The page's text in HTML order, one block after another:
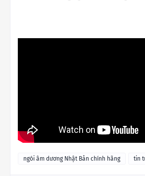
ngói âm dương Nhật Bản chính hãng tin